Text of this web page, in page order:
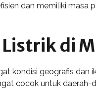
dan memiliki masa
di
kondisi geografis dan
cocok untuk daerah-